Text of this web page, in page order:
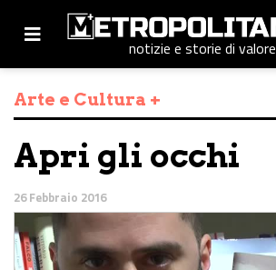
notizie e storie di valore
Arte e Cultura +
Apri gli occhi
26 Febbraio 2016